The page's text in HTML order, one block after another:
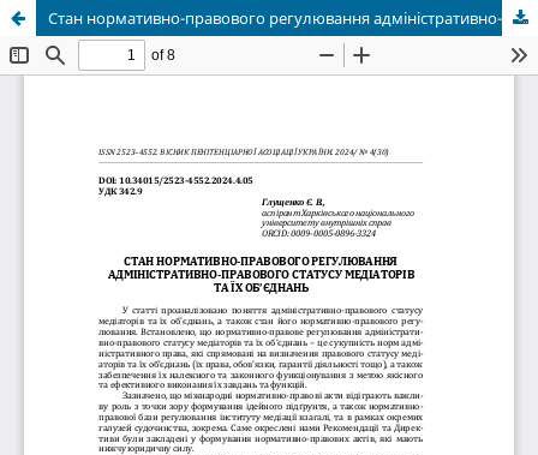
Стан нормативно-правового регулювання адміністративно-правового статусу медіаторів та їх об’єднань